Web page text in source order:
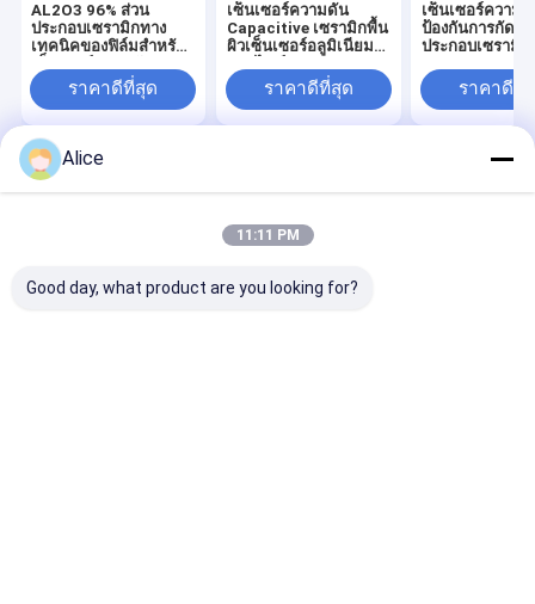
AL2O3 96% ส่วน
ประกอบเซรามิกทาง
เทคนิคของฟิล์มสำหรับ
ราคาดีที่สุด
เซ็นเซอร์ความดัน
Capacitive เซรามิกพื้น
ผิวเซ็นเซอร์อลูมิเนียม
ราคาดีที่สุด
เซ็นเซอร์ความ
ป้องกันการกัดก
ประกอบเซรามิ
ราคาดีที่
ส่วนประกอบเซรามิกอลูมินาโรงงานในประเทศจีน.Copyright ©
Reserved.
Alice
11:11 PM
Good day, what product are you looking for?